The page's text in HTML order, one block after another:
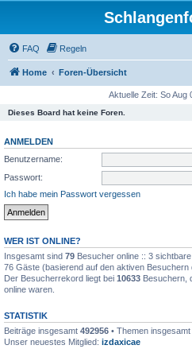
FAQ Regeln
Home Foren-Übersicht
Aktuelle Zeit: So Aug
Dieses Board hat keine Foren.
ANMELDEN
Benutzername:
Passwort:
Ich habe mein Passwort vergessen
WER IST ONLINE?
Insgesamt sind 79 Besucher online :: 3
76 Gäste (basierend auf den aktiven Besuchern
Der Besucherrekord liegt bei 10633 Besuchern,
online waren.
STATISTIK
Beiträge insgesamt 492956 • Themen insgesamt
Unser neuestes Mitglied: izdaxicae